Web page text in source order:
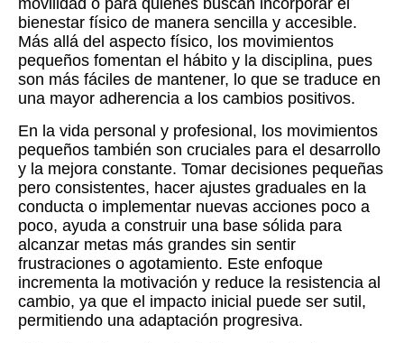
movilidad o para quienes buscan incorporar el
bienestar físico de manera sencilla y accesible.
Más allá del aspecto físico, los movimientos
pequeños fomentan el hábito y la disciplina, pues
son más fáciles de mantener, lo que se traduce en
una mayor adherencia a los cambios positivos.
En la vida personal y profesional, los movimientos
pequeños también son cruciales para el desarrollo
y la mejora constante. Tomar decisiones pequeñas
pero consistentes, hacer ajustes graduales en la
conducta o implementar nuevas acciones poco a
poco, ayuda a construir una base sólida para
alcanzar metas más grandes sin sentir
frustraciones o agotamiento. Este enfoque
incrementa la motivación y reduce la resistencia al
cambio, ya que el impacto inicial puede ser sutil,
permitiendo una adaptación progresiva.